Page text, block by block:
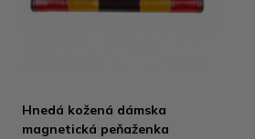
Hnedá kožená dámska
magnetická peňaženka